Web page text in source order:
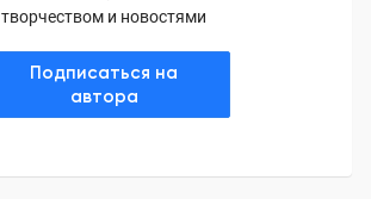
творчеством и новостями
Подписаться на
автора